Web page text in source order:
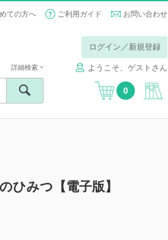
ての方へ ご利用ガイド お問い合わせ
ログイン／新規登録
ようこそ、ゲストさん
詳細検索
0
ひみつ【電子版】